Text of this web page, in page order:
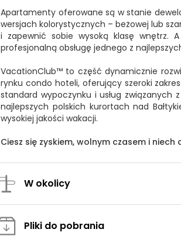
Apartamenty oferowane są w stanie
wersjach kolorystycznych – beżowej lub
i zapewnić sobie wysoką klasę wnętrz.
profesjonalną obsługę jednego z
VacationClub™ to część dynamicznie
rynku condo hoteli, oferujący szeroki
standard wypoczynku i usług
najlepszych polskich kurortach nad
wysokiej jakości wakacji.
Ciesz się zyskiem, wolnym czasem i
W okolicy
Pliki do pobrania